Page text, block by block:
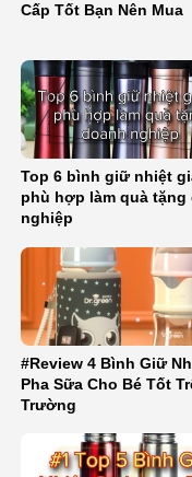
Cấp Tốt Bạn Nên Mua
Top 6 bình giữ nhiệt
phù hợp làm quà tặng
nghiệp
#Review 4 Bình Giữ
Pha Sữa Cho Bé Tốt
Trường